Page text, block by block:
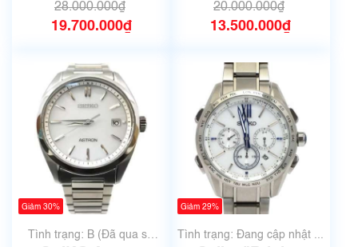
28.000.000₫
19.700.000₫
20.000.000₫
13.500.000₫
Giảm 30%
Tình trạng: B (Đã qua sử
Giảm 29%
Tình trạng: Đang cập nhật ...